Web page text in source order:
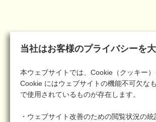
当社はお客様のプライバシーを
本ウェブサイトでは、Cookie（クッキー）
Cookie にはウェブサイトの機能不可欠な
で使用されているものが存在します。
・ウェブサイト改善のための閲覧状況の